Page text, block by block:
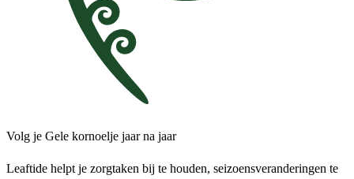
Volg je Gele kornoelje jaar na jaar
Leaftide helpt je zorgtaken bij te houden, seizoensveranderingen te